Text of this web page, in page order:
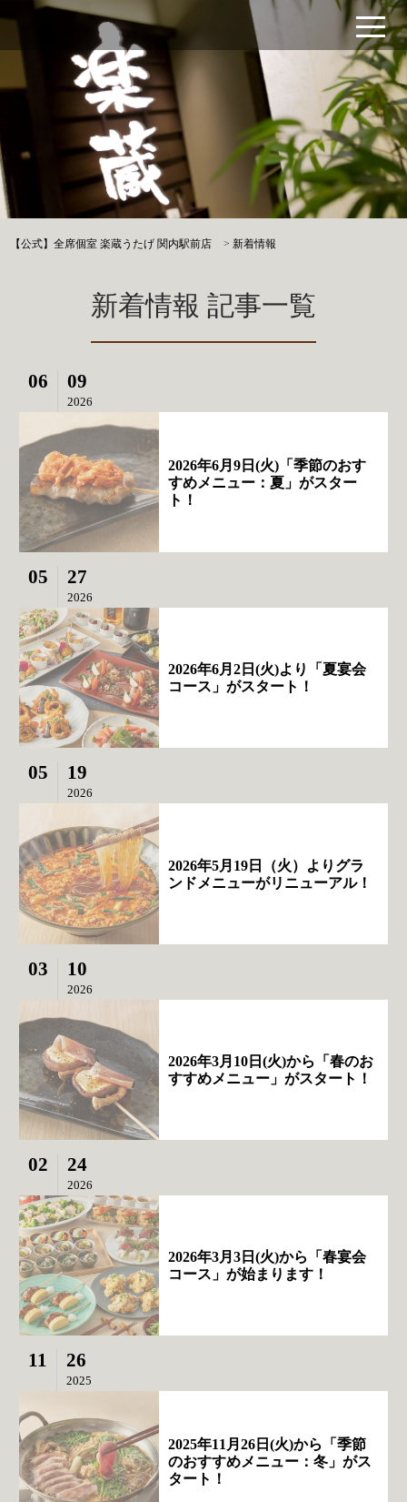
【公式】全席個室 楽蔵うたげ 関内駅前店 >新着情報
新着情報 記事一覧
06 09
2026
2026年6月9日(火)「季節のおす
すめメニュー：夏」がスター
ト！
05 27
2026
2026年6月2日(火)より「夏宴会
コース」がスタート！
05 19
2026
2026年5月19日（火）よりグラ
ンドメニューがリニューアル！
03 10
2026
2026年3月10日(火)から「春のお
すすめメニュー」がスタート！
02 24
2026
2026年3月3日(火)から「春宴会
コース」が始まります！
11 26
2025
2025年11月26日(火)から「季節
のおすすめメニュー：冬」がス
タート！